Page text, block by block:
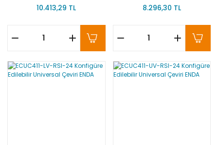
Transmitteri (1500V Galvanik
10.413,29 TL
Transmitteri ENDA
8.296,30 TL